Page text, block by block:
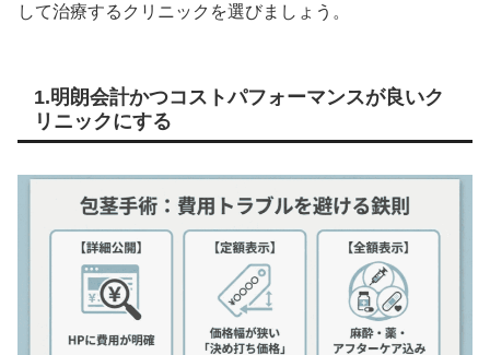
して治療するクリニックを選びましょう。
1.明朗会計かつコストパフォーマンスが良いク
リニックにする